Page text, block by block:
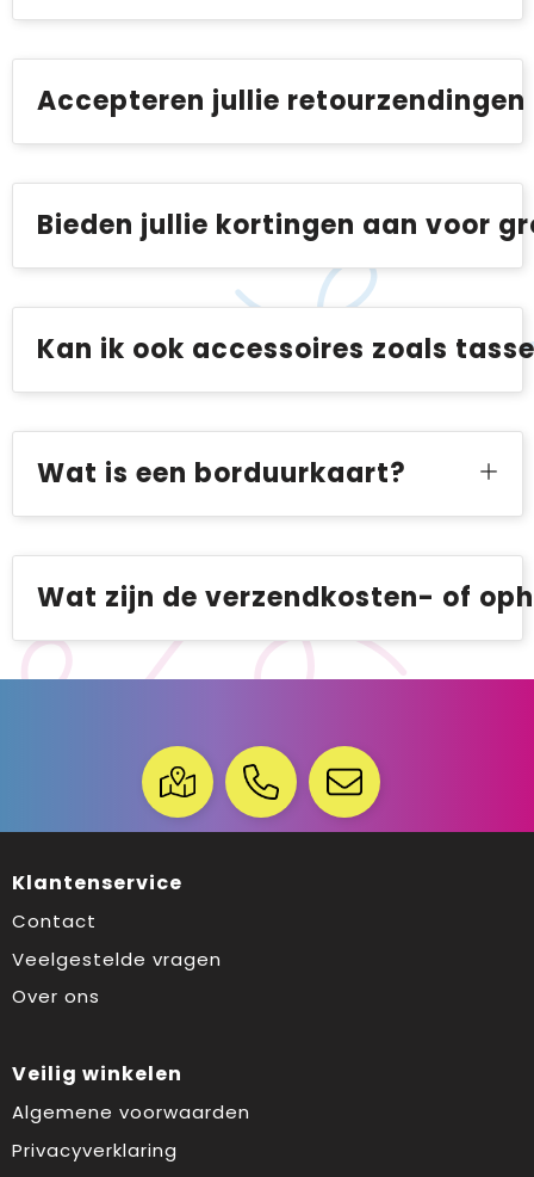
Accepteren jullie
Bieden jullie kortingen aan voor
Kan ik ook accessoires zoals
Wat is een borduurkaart?
Wat zijn de verzendkosten- of
Klantenservice
Contact
Veelgestelde vragen
Over ons
Veilig winkelen
Algemene voorwaarden
Privacyverklaring